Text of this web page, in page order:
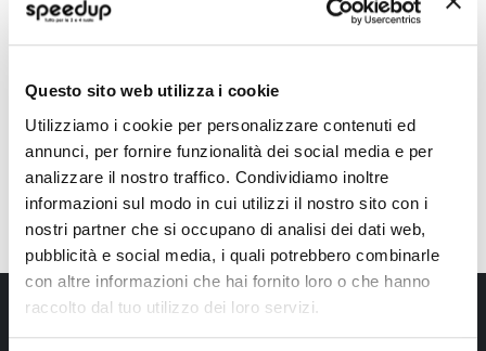
Questo sito web utilizza i cookie
Utilizziamo i cookie per personalizzare contenuti ed
annunci, per fornire funzionalità dei social media e per
analizzare il nostro traffico. Condividiamo inoltre
informazioni sul modo in cui utilizzi il nostro sito con i
nostri partner che si occupano di analisi dei dati web,
pubblicità e social media, i quali potrebbero combinarle
con altre informazioni che hai fornito loro o che hanno
raccolto dal tuo utilizzo dei loro servizi.
Gomma termoplastica Nero 128mm
CONSEGNA IN 48H
Gomma
Iscriviti alla newsletter Speedup